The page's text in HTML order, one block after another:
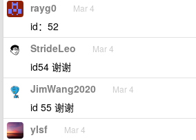
rayg0 Mar 4
id：52
StrideLeo Mar 4
id54 谢谢
JimWang2020 Mar 4
id 55 谢谢
ylsf Mar 4